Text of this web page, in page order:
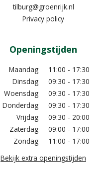
tilburg@groenrijk.nl
Privacy policy
Openingstijden
Maandag
11:00 - 17:30
Dinsdag
09:30 - 17:30
Woensdag
09:30 - 17:30
Donderdag
09:30 - 17:30
Vrijdag
09:30 - 20:00
Zaterdag
09:00 - 17:00
Zondag
11:00 - 17:00
Bekijk extra openingstijden